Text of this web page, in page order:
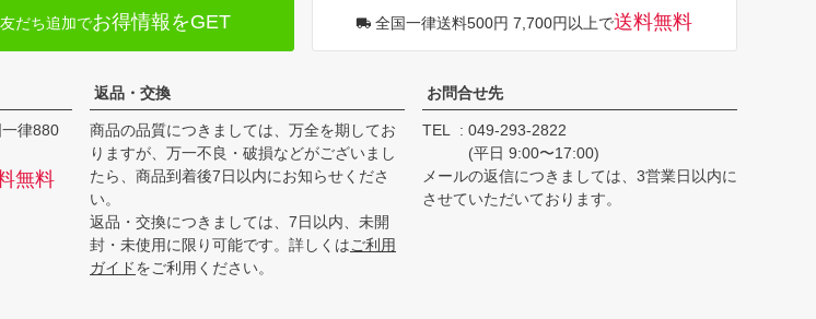
へ
だち追加でお得情報をGET 全国一律送料500円 7,700円以上で送料無料
律880
無料
返品・交換
商品の品質につきましては、万全を期してお
りますが、万一不良・破損などがございまし
たら、商品到着後7日以内にお知らせくださ
い。
返品・交換につきましては、7日以内、未開
封・未使用に限り可能です。詳しくはご利用
ガイドをご利用ください。
お問合せ先
TEL
049-293-2822
(平日 9:00〜17:00)
メールの返信につきましては、3営業日以内に
させていただいております。